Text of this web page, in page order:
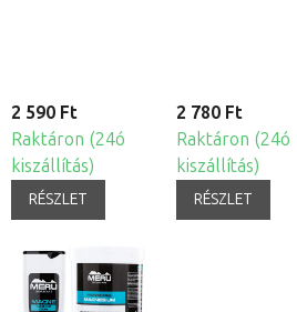
2 590 Ft
Raktáron (24ó
kiszállítás)
RÉSZLET
2 780 Ft
Raktáron (24ó
kiszállítás)
RÉSZLET